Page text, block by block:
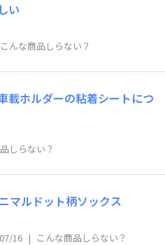
い
こんな商品しらない？
載ホルダーの粘着シートにつ
しらない？
マルドット柄ソックス
07/16 | こんな商品しらない？